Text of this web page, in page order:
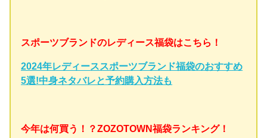
スポーツブランドのレディース福袋はこちら！
2024年レディーススポーツブランド福袋のおすすめ
5選!中身ネタバレと予約購入方法も
今年は何買う！？ZOZOTOWN福袋ランキング！